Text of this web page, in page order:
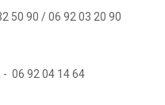
50 90 / 06 92 03 20 90
06 92 04 14 64